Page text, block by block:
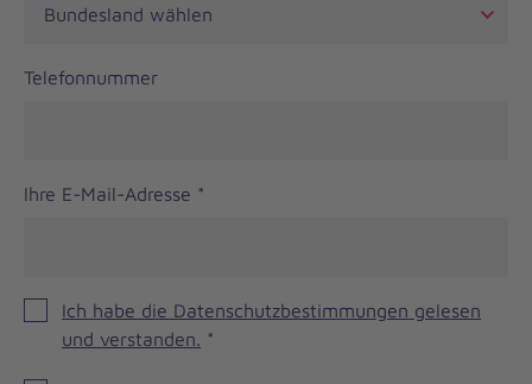
Telefonnummer
Ihre E-Mail-Adresse *
Ich habe die Datenschutzbestimmungen gelesen
und verstanden. *